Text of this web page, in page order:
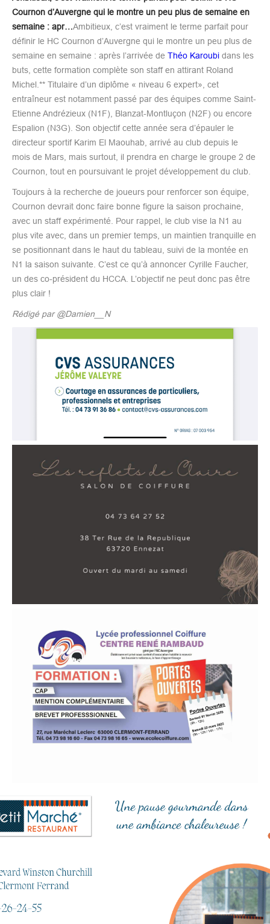
Cournon d’Auvergne qui le montre un peu plus de semaine en
semaine : apr…Ambitieux, c’est vraiment le terme parfait pour
définir le HC Cournon d’Auvergne qui le montre un peu plus de
semaine en semaine : après l’arrivée de Théo Karoubi dans les
buts, cette formation complète son staff en attirant Roland
Michel.** Titulaire d’un diplôme « niveau 6 expert», cet
entraîneur est notamment passé par des équipes comme Saint-
Etienne Andrézieux (N1F), Blanzat-Montluçon (N2F) ou encore
Espalion (N3G). Son objectif cette année sera d’épauler le
directeur sportif Karim El Maouhab, arrivé au club depuis le
mois de Mars, mais surtout, il prendra en charge le groupe 2 de
Cournon, tout en poursuivant le projet développement du club.
Toujours à la recherche de joueurs pour renforcer son équipe,
Cournon devrait donc faire bonne figure la saison prochaine,
avec un staff expérimenté. Pour rappel, le club vise la N1 au
plus vite avec, dans un premier temps, un maintien tranquille en
se positionnant dans le haut du tableau, suivi de la montée en
N1 la saison suivante. C’est ce qu’à annoncer Cyrille Faucher,
un des co-président du HCCA. L’objectif ne peut donc pas être
plus clair !
Rédigé par @Damien__N